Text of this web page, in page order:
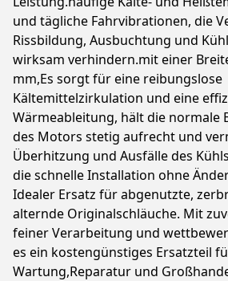
und tägliche Fahrvibrationen, die
Rissbildung, Ausbuchtung und
wirksam verhindern.mit einer
mm,Es sorgt für eine reibungslose
Kältemittelzirkulation und eine
Wärmeableitung, hält die normale
des Motors stetig aufrecht und
Überhitzung und Ausfälle des
die schnelle Installation ohne
Idealer Ersatz für abgenutzte,
alternde Originalschläuche. Mit
feiner Verarbeitung und
es ein kostengünstiges Ersatzteil
Wartung,Reparatur und